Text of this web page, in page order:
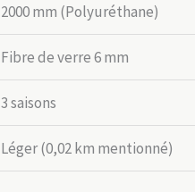
2000 mm (Polyuréthane)
Fibre de verre 6 mm
3 saisons
Léger (0,02 km mentionné)